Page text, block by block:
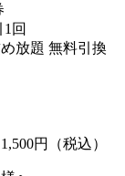
回
放題 無料引換
円（税込）